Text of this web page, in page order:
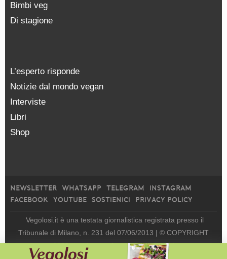
Bimbi veg
Di stagione
L’esperto risponde
Notizie dal mondo vegan
Interviste
Libri
Shop
NEWSLETTER WHATSAPP TELEGRAM
INSTAGRAM
FACEBOOK
YOUTUBE SOSTIENICI PRIVACY POLICY
Vegolosi.it è una testata giornalistica registrata presso il
Tribunale di Milano, n. 231 del 07/06/2013 | © COPYRIGHT
2026 | edito da viceversa media srl |